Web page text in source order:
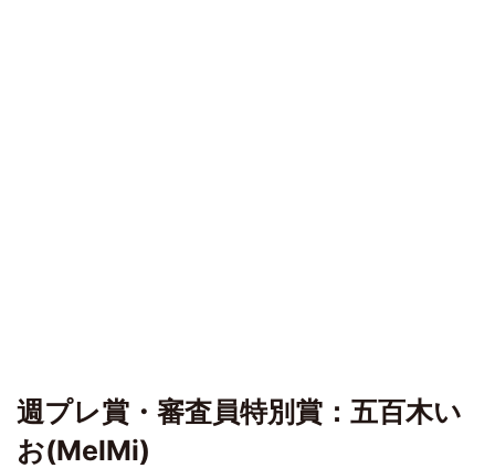
週プレ賞・審査員特別賞：五百木い
お(MelMi)